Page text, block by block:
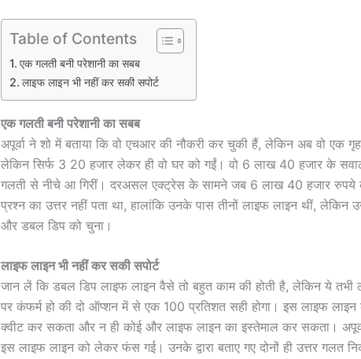
Table of Contents
एक गलती बनी परेशानी का सबब
लाइफ लाइन भी नहीं कर सकी सपोर्ट
एक गलती बनी परेशानी का सबब
अपूर्वा ने शो में बताया कि वो एचआर की नौकरी कर चुकी हैं, लेकिन अब वो एक
लेकिन सिर्फ 3 20 हजार लेकर ही वो घर को गईं। वो 6 लाख 40 हजार के
गलती से नीचे आ गिरीं। दरअसल एक्ट्रेस के सामने जब 6 लाख 40 हजार रुपये
प्रश्न का उत्तर नहीं पता था, हालांकि उनके पास तीनों लाइफ लाइन थीं, लेकिन
और डबल डिप को चुना।
लाइफ लाइन भी नहीं कर सकी सपोर्ट
जान लें कि डबल डिप लाइफ लाइन वैसे तो बहुत काम की होती है, लेकिन ये तभी
पर कंफर्म हो की दो ऑप्शन में से एक 100 प्रतिशत सही होगा। इस लाइफ
क्वीट कर सकता और न ही कोई और लाइफ लाइन का इस्तेमाल कर सकता।
इस लाइफ लाइन को लेकर फंस गई। उनके द्वारा बताए गए दोनों ही उत्तर